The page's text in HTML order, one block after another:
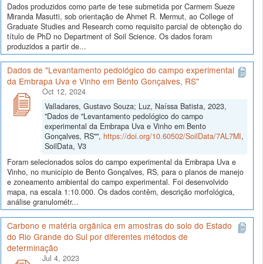
Dados produzidos como parte de tese submetida por Carmem Sueze
Miranda Masutti, sob orientação de Ahmet R. Mermut, ao College of
Graduate Studies and Research como requisito parcial de obtenção do
título de PhD no Department of Soil Science. Os dados foram
produzidos a partir de...
Dados de "Levantamento pedológico do campo experimental
da Embrapa Uva e Vinho em Bento Gonçalves, RS"
Oct 12, 2024
Valladares, Gustavo Souza; Luz, Naíssa Batista, 2023,
"Dados de "Levantamento pedológico do campo
experimental da Embrapa Uva e Vinho em Bento
Gonçalves, RS"", https://doi.org/10.60502/SoilData/7AL7MI,
SoilData, V3
Foram selecionados solos do campo experimental da Embrapa Uva e
Vinho, no município de Bento Gonçalves, RS, para o planos de manejo
e zoneamento ambiental do campo experimental. Foi desenvolvido
mapa, na escala 1:10.000. Os dados contêm, descrição morfológica,
análise granulométr...
Carbono e matéria orgânica em amostras do solo do Estado
do Rio Grande do Sul por diferentes métodos de
determinação
Jul 4, 2023